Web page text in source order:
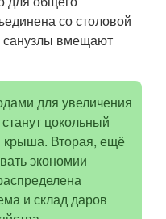
со столовой
санузлы вмещают
для увеличения
цокольный
крыша. Вторая, ещё
экономии
и склад даров